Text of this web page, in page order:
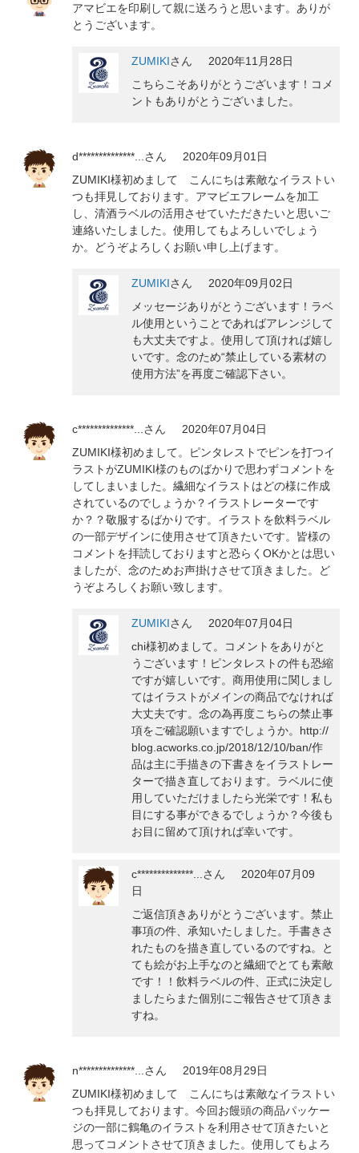
アマビエを印刷して親に送ろうと思います。ありが
とうございます。
ZUMIKIさん
2020年11月28日
こちらこそありがとうございます！コメ
ントもありがとうございました。
d**************... さん
2020年09月01日
ZUMIKI様初めまして こんにちは素敵なイラストい
つも拝見しております。アマビエフレームを加工
し、清酒ラベルの活用させていただきたいと思いご
連絡いたしました。使用してもよろしいでしょう
か。どうぞよろしくお願い申し上げます。
ZUMIKIさん
2020年09月02日
メッセージありがとうございます！ラベ
ル使用ということであればアレンジして
も大丈夫ですよ。使用して頂ければ嬉し
いです。念のため“禁止している素材の
使用方法”を再度ご確認下さい。
c**************... さん
2020年07月04日
ZUMIKI様初めまして。ピンタレストでピンを打つイ
ラストがZUMIKI様のものばかりで思わずコメントを
してしまいました。繊細なイラストはどの様に作成
されているのでしょうか？イラストレーターです
か？？敬服するばかりです。イラストを飲料ラベル
の一部デザインに使用させて頂きたいです。皆様の
コメントを拝読しておりますと恐らくOKかとは思い
ましたが、念のためお声掛けさせて頂きました。ど
うぞよろしくお願い致します。
ZUMIKIさん
2020年07月04日
chi様初めまして。コメントをありがと
うございます！ピンタレストの件も恐縮
ですが嬉しいです。商用使用に関しまし
てはイラストがメインの商品でなければ
大丈夫です。念の為再度こちらの禁止事
項をご確認願いますでしょうか。http://
blog.acworks.co.jp/2018/12/10/ban/作
品は主に手描きの下書きをイラストレー
ターで描き直しております。ラベルに使
用していただけましたら光栄です！私も
目にする事ができるでしょうか？今後も
お目に留めて頂ければ幸いです。
c**************... さん
2020年07月09
日
ご返信頂きありがとうございます。禁止
事項の件、承知いたしました。手書きさ
れたものを描き直しているのですね。と
ても絵がお上手なのと繊細でとても素敵
です！！飲料ラベルの件、正式に決定し
ましたらまた個別にご報告させて頂きま
すね。
n**************... さん
2019年08月29日
ZUMIKI様初めまして こんにちは素敵なイラストい
つも拝見しております。今回お饅頭の商品パッケー
ジの一部に鶴亀のイラストを利用させて頂きたいと
思ってコメントさせて頂きました。使用してもよろ